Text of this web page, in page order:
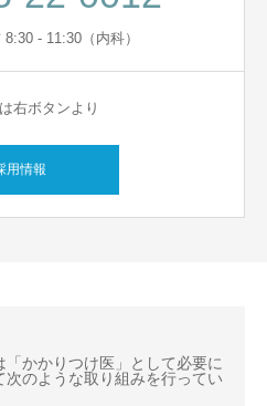
- 11:30（内科）
右ボタンより
用情報
「かかりつけ医」として必要に
次のような取り組みを行ってい